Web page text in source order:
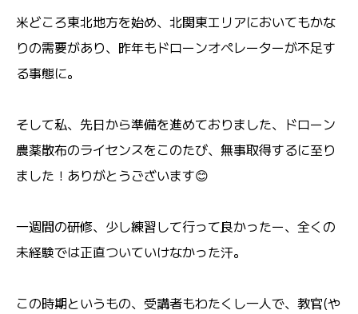
米どころ東北地方を始め、北関東エリアにおいてもかな
りの需要があり、昨年もドローンオペレーターが不足す
る事態に。
そして私、先日から準備を進めておりました、ドローン
農薬散布のライセンスをこのたび、無事取得するに至り
ました！ありがとうございます😊
一週間の研修、少し練習して行って良かったー、全くの
未経験では正直ついていけなかった汗。
この時期というもの、受講者もわたくし一人で、教官(や